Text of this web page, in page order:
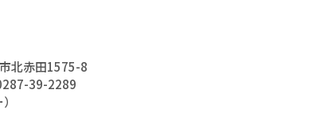
北赤田1575-8
39-2289